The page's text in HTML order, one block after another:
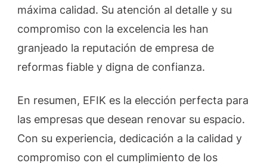
máxima calidad. Su atención al detalle y su
compromiso con la excelencia les han
granjeado la reputación de empresa de
reformas fiable y digna de confianza.
En resumen, EFIK es la elección perfecta para
las empresas que desean renovar su espacio.
Con su experiencia, dedicación a la calidad y
compromiso con el cumplimiento de los